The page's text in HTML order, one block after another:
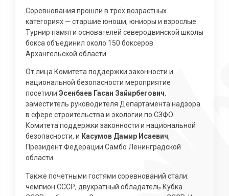
Соревнования прошли в трёх возрастных
категориях — старшие юноши, юниоры и взрослые.
Турнир памяти основателей северодвинской школы
бокса объединил около 150 боксеров
Архангельской области.
От лица Комитета поддержки законности и
национальной безопасности мероприятие
посетили Эсенбаев Гасан Зайирбегович,
заместитель руководителя Департамента надзора
в сфере строительства и экологии по СЗФО
Комитета поддержки законности и национальной
безопасности, и Касумов Дамир Исаевич,
Президент Федерации Самбо Ленинградской
области.
Также почетными гостями соревнований стали:
чемпион СССР, двукратный обладатель Кубка